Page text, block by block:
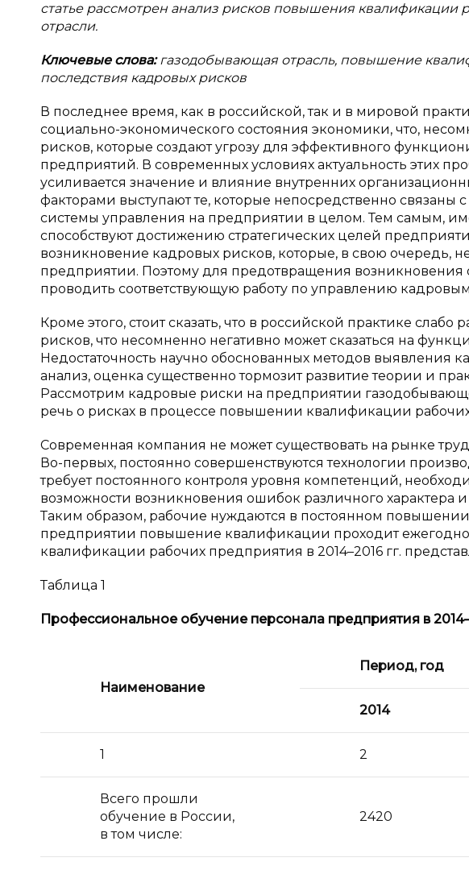
статье рассмотрен анализ рисков повышения
отрасли.
Ключевые слова:газодобывающая отрасль, повышение
последствия кадровых рисков
В последнее время, как в российской, так и в мировой
социально-экономического состояния экономики, что,
рисков, которые создают угрозу для эффективного
предприятий. В современных условиях актуальность этих
усиливается значение и влияние внутренних
факторами выступают те, которые непосредственно связаны
системы управления на предприятии в целом. Тем самым,
способствуют достижению стратегических целей
возникновение кадровых рисков, которые, в свою очередь,
предприятии. Поэтому для предотвращения возникновения
проводить соответствующую работу по управлению
Кроме этого, стоит сказать, что в российской практике
рисков, что несомненно негативно может сказаться на
Недостаточность научно обоснованных методов выявления
анализ, оценка существенно тормозит развитие теории и
Рассмотрим кадровые риски на предприятии
речь о рисках в процессе повышении квалификации
Современная компания не может существовать на рынке
Во-первых, постоянно совершенствуются технологии
требует постоянного контроля уровня компетенций,
возможности возникновения ошибок различного характера
Таким образом, рабочие нуждаются в постоянном
предприятии повышение квалификации проходит
квалификации рабочих предприятия в 2014–2016 гг.
Таблица 1
Профессиональное обучение персонала предприятия в
Наименование
Период, год
2014
1 2
Всего прошли
обучение в России,
в том числе:
2420